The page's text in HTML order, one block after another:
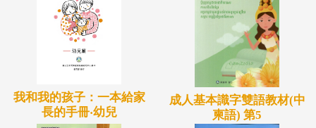
我和我的孩子：一本給家
長的手冊‧幼兒
成人基本識字雙語教材(中
柬語) 第5